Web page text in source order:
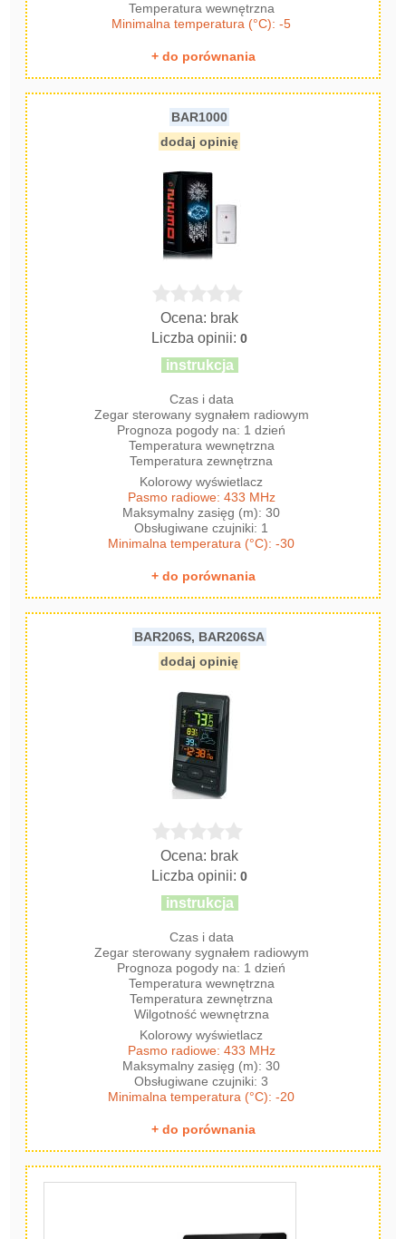
Temperatura wewnętrzna
Minimalna temperatura (°C): -5
+ do porównania
BAR1000
dodaj opinię
Ocena: brak
Liczba opinii:0
instrukcja
Czas i data
Zegar sterowany sygnałem radiowym
Prognoza pogody na: 1 dzień
Temperatura wewnętrzna
Temperatura zewnętrzna
Kolorowy wyświetlacz
Pasmo radiowe: 433 MHz
Maksymalny zasięg (m): 30
Obsługiwane czujniki: 1
Minimalna temperatura (°C): -30
+ do porównania
BAR206S, BAR206SA
dodaj opinię
Ocena: brak
Liczba opinii:0
instrukcja
Czas i data
Zegar sterowany sygnałem radiowym
Prognoza pogody na: 1 dzień
Temperatura wewnętrzna
Temperatura zewnętrzna
Wilgotność wewnętrzna
Kolorowy wyświetlacz
Pasmo radiowe: 433 MHz
Maksymalny zasięg (m): 30
Obsługiwane czujniki: 3
Minimalna temperatura (°C): -20
+ do porównania